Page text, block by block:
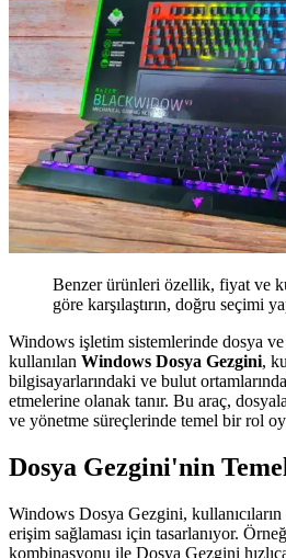
Benzer ürünleri özellik, fiyat ve
göre karşılaştırın, doğru seçimi
Windows işletim sistemlerinde dosya
kullanılan Windows Dosya Gezgini,
bilgisayarlarındaki ve bulut
etmelerine olanak tanır. Bu araç,
ve yönetme süreçlerinde temel bir rol
Dosya Gezgini'nin
Windows Dosya Gezgini, kullanıcıların
erişim sağlaması için tasarlanıyor.
kombinasyonu ile Dosya Gezgini